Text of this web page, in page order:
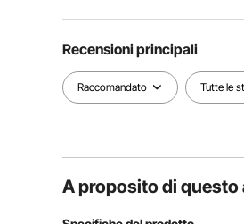
Recensioni principali
Raccomandato Tutte le
A proposito di